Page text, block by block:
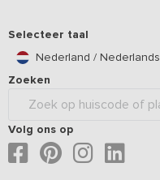
Selecteer taal
Nederland / Nederlands
Zoeken
Volg ons op